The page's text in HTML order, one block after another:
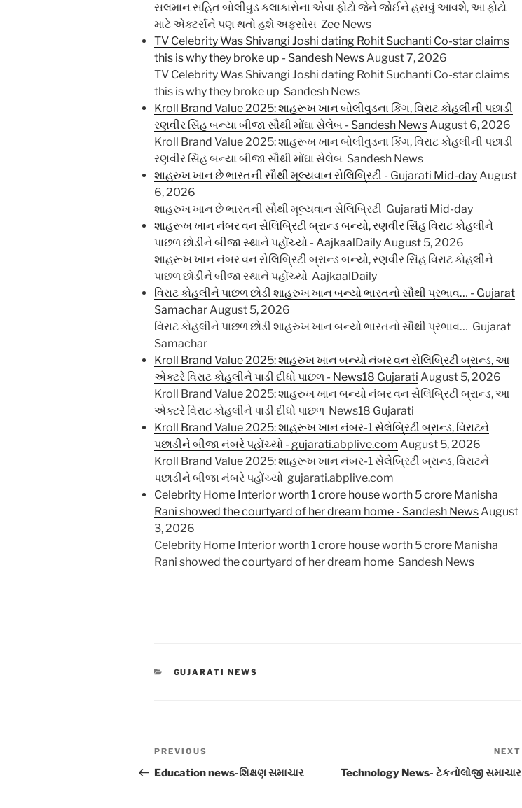
સલમાન સહિત બોલીવુડ કલાકારોના એવા ફોટો જેને જોઈને હસવું આવશે, આ ફોટો
માટે એક્ટર્સને પણ થતો હશે અફસોસ Zee News
TV Celebrity Was Shivangi Joshi dating Rohit Suchanti Co-star claims
this is why they broke up - Sandesh NewsAugust 7, 2026
TV Celebrity Was Shivangi Joshi dating Rohit Suchanti Co-star claims
this is why they broke up Sandesh News
Kroll Brand Value 2025: શાહરૂખ ખાન બોલીવુડના કિંગ, વિરાટ કોહલીની પછાડી
રણવીર સિંહ બન્યા બીજા સૌથી મોંઘા સેલેબ - Sandesh NewsAugust 6, 2026
Kroll Brand Value 2025: શાહરૂખ ખાન બોલીવુડના કિંગ, વિરાટ કોહલીની પછાડી
રણવીર સિંહ બન્યા બીજા સૌથી મોંઘા સેલેબ Sandesh News
શાહરુખ ખાન છે ભારતની સૌથી મૂલ્યવાન સેલિબ્રિટી - Gujarati Mid-dayAugust
6, 2026
શાહરુખ ખાન છે ભારતની સૌથી મૂલ્યવાન સેલિબ્રિટી Gujarati Mid-day
શાહરૂખ ખાન નંબર વન સેલિબ્રિટી બ્રાન્ડ બન્યો, રણવીર સિંહ વિરાટ કોહલીને
પાછળ છોડીને બીજા સ્થાને પહોંચ્યો - AajkaalDailyAugust 5, 2026
શાહરૂખ ખાન નંબર વન સેલિબ્રિટી બ્રાન્ડ બન્યો, રણવીર સિંહ વિરાટ કોહલીને
પાછળ છોડીને બીજા સ્થાને પહોંચ્યો AajkaalDaily
વિરાટ કોહલીને પાછળ છોડી શાહરુખ ખાન બન્યો ભારતનો સૌથી પ્રભાવ… - Gujarat
SamacharAugust 5, 2026
વિરાટ કોહલીને પાછળ છોડી શાહરુખ ખાન બન્યો ભારતનો સૌથી પ્રભાવ… Gujarat
Samachar
Kroll Brand Value 2025: શાહરુખ ખાન બન્યો નંબર વન સેલિબ્રિટી બ્રાન્ડ, આ
એક્ટરે વિરાટ કોહલીને પાડી દીધો પાછળ - News18 Gujarati August 5, 2026
Kroll Brand Value 2025: શાહરુખ ખાન બન્યો નંબર વન સેલિબ્રિટી બ્રાન્ડ, આ
એક્ટરે વિરાટ કોહલીને પાડી દીધો પાછળ News18 Gujarati
Kroll Brand Value 2025: શાહરૂખ ખાન નંબર-1 સેલેબ્રિટી બ્રાન્ડ, વિરાટને
પછાડીને બીજા નંબરે પહોંચ્યો - gujarati.abplive.com August 5, 2026
Kroll Brand Value 2025: શાહરૂખ ખાન નંબર-1 સેલેબ્રિટી બ્રાન્ડ, વિરાટને
પછાડીને બીજા નંબરે પહોંચ્યો gujarati.abplive.com
Celebrity Home Interior worth 1 crore house worth 5 crore Manisha
Rani showed the courtyard of her dream home - Sandesh NewsAugust
3, 2026
Celebrity Home Interior worth 1 crore house worth 5 crore Manisha
Rani showed the courtyard of her dream home Sandesh News
CATEGORIES
GUJARATI NEWS
Post
navigation
Previous
Post
PREVIOUS
Education news-શિક્ષણ સમાચાર
NEXT
Technology News- ટેકનોલોજી સમાચાર